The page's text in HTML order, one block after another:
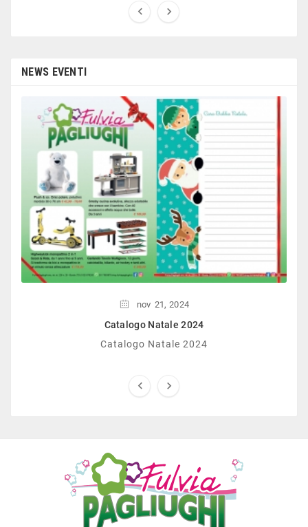
sezione dedicata all’arredo giardino, giochi all’aperto,
 
NEWS EVENTI
nov 21, 2024
Catalogo Natale 2024
Catalogo Natale 2024
 